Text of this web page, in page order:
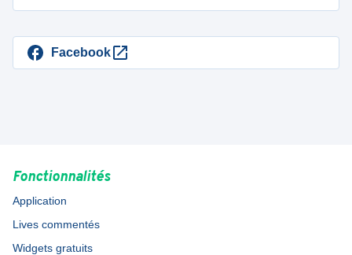
Facebook
Fonctionnalités
Application
Lives commentés
Widgets gratuits